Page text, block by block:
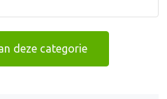
deze categorie